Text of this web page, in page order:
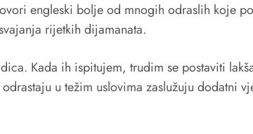
engleski bolje od mnogih odraslih koje
rijetkih dijamanata.
Kada ih ispitujem, trudim se postaviti
u težim uslovima zaslužuju dodatni